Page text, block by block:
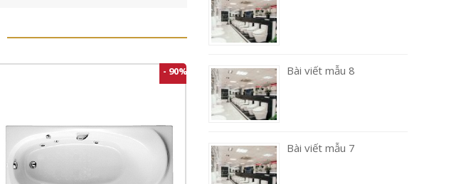
- 90% Bài viết mẫu 8
Bài viết mẫu 7